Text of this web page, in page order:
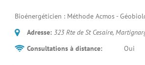
Bioénergéticien : Méthode Acmos -
Adresse: 323 Rte de St Cesaire,
Consultations à distance:
Oui